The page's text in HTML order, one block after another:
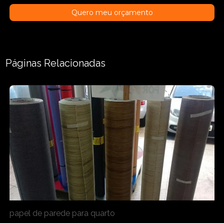
Quero meu orçamento
Páginas Relacionadas
papel de parede para quarto